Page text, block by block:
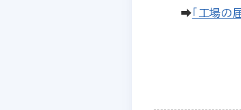
➡ 「工場